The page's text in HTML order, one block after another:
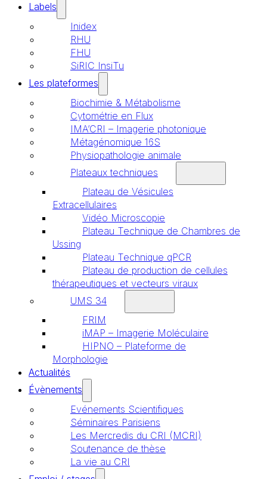
Labels
Inidex
RHU
FHU
SiRIC InsiTu
Les plateformes
Biochimie & Métabolisme
Cytométrie en Flux
IMA’CRI – Imagerie photonique
Métagénomique 16S
Physiopathologie animale
Plateaux techniques
Plateau de Vésicules
Extracellulaires
Vidéo Microscopie
Plateau Technique de Chambres de
Ussing
Plateau Technique qPCR
Plateau de production de cellules
thérapeutiques et vecteurs viraux
UMS 34
FRIM
iMAP – Imagerie Moléculaire
HIPNO – Plateforme de
Morphologie
Actualités
Évènements
Evénements Scientifiques
Séminaires Parisiens
Les Mercredis du CRI (MCRI)
Soutenance de thèse
La vie au CRI